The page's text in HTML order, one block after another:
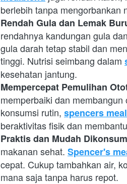
berlebih tanpa mengorbankan
Rendah Gula dan Lemak
rendahnya kandungan gula
gula darah tetap stabil dan
tinggi. Nutrisi seimbang dalam
kesehatan jantung.
Mempercepat Pemulihan
memperbaiki dan
konsumsi rutin, spencers
beraktivitas fisik dan
Praktis dan Mudah
makanan sehat. Spencer's
cepat. Cukup tambahkan air,
mana saja tanpa harus repot.